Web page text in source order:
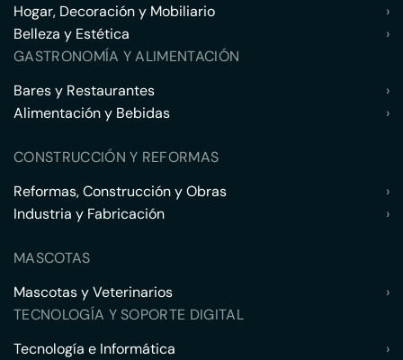
Hogar, Decoración y Mobiliario
›
Belleza y Estética
›
GASTRONOMÍA Y ALIMENTACIÓN
Bares y Restaurantes
›
Alimentación y Bebidas
›
CONSTRUCCIÓN Y REFORMAS
Reformas, Construcción y Obras
›
Industria y Fabricación
›
MASCOTAS
Mascotas y Veterinarios
›
TECNOLOGÍA Y SOPORTE DIGITAL
Tecnología e Informática
›